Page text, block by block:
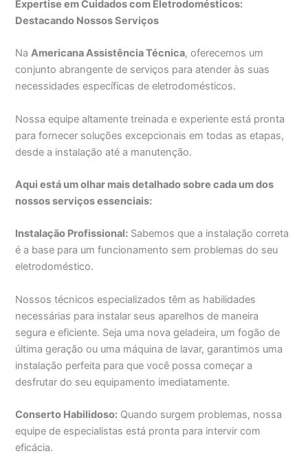
Expertise em Cuidados com Eletrodomésticos:
Destacando Nossos Serviços
NaAmericana Assistência Técnica, oferecemos um
conjunto abrangente de serviços para atender às suas
necessidades específicas de eletrodomésticos.
Nossa equipe altamente treinada e experiente está pronta
para fornecer soluções excepcionais em todas as etapas,
desde a instalação até a manutenção.
Aqui está um olhar mais detalhado sobre cada um dos
nossos serviços essenciais:
Instalação Profissional: Sabemos que a instalação correta
é a base para um funcionamento sem problemas do seu
eletrodoméstico.
Nossos técnicos especializados têm as habilidades
necessárias para instalar seus aparelhos de maneira
segura e eficiente. Seja uma nova geladeira, um fogão de
última geração ou uma máquina de lavar, garantimos uma
instalação perfeita para que você possa começar a
desfrutar do seu equipamento imediatamente.
Conserto Habilidoso: Quando surgem problemas, nossa
equipe de especialistas está pronta para intervir com
eficácia.